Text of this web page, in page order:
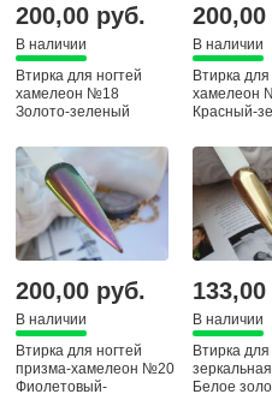
200,00 руб.
В наличии
Втирка для ногтей
хамелеон №18
Золото-зеленый
В наличии
Втирка для
хамелеон
Красный-
200,00 руб.
В наличии
Втирка для ногтей
призма-хамелеон №20
Фиолетовый-
В наличии
Втирка для
Белое